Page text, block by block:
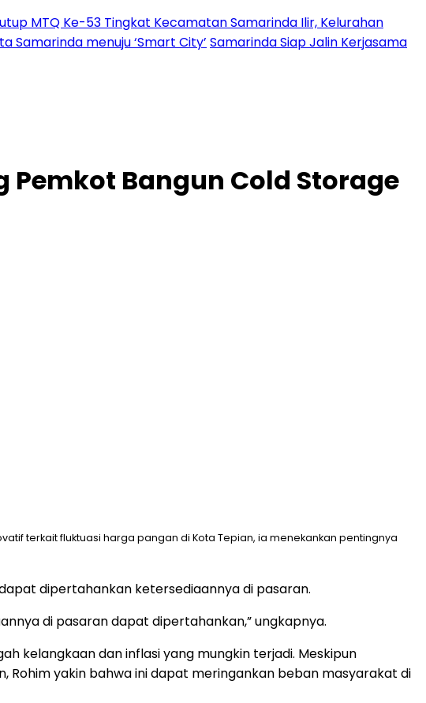
MTQ Ke-53 Tingkat Kecamatan Samarinda Ilir, Kelurahan
Samarinda menuju ‘Smart City’ Samarinda Siap Jalin Kerjasama
Pemkot Bangun Cold Storage
terkait fluktuasi harga pangan di Kota Tepian, ia menekankan pentingnya
dipertahankan ketersediaannya di pasaran.
di pasaran dapat dipertahankan,” ungkapnya.
kelangkaan dan inflasi yang mungkin terjadi. Meskipun
yakin bahwa ini dapat meringankan beban masyarakat di